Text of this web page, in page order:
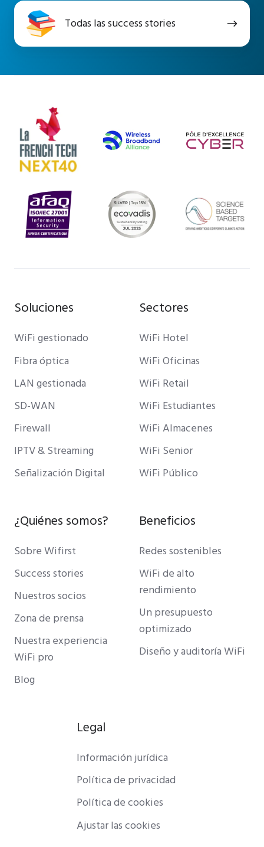
Todas las success stories
Todas
success
Soluciones
WiFi gestionado
Fibra óptica
LAN gestionada
SD-WAN
Firewall
IPTV & Streaming
Señalización Digital
Sectores
WiFi Hotel
WiFi Oficinas
WiFi Retail
WiFi Estudiantes
WiFi Almacenes
WiFi Senior
WiFi Público
¿Quiénes somos?
Sobre Wifirst
Success stories
Nuestros socios
Zona de prensa
Nuestra experiencia
WiFi pro
Blog
Beneficios
Redes sostenibles
WiFi de alto
rendimiento
Un presupuesto
optimizado
Diseño y auditoría WiFi
Legal
Información jurídica
Política de privacidad
Política de cookies
Ajustar las cookies